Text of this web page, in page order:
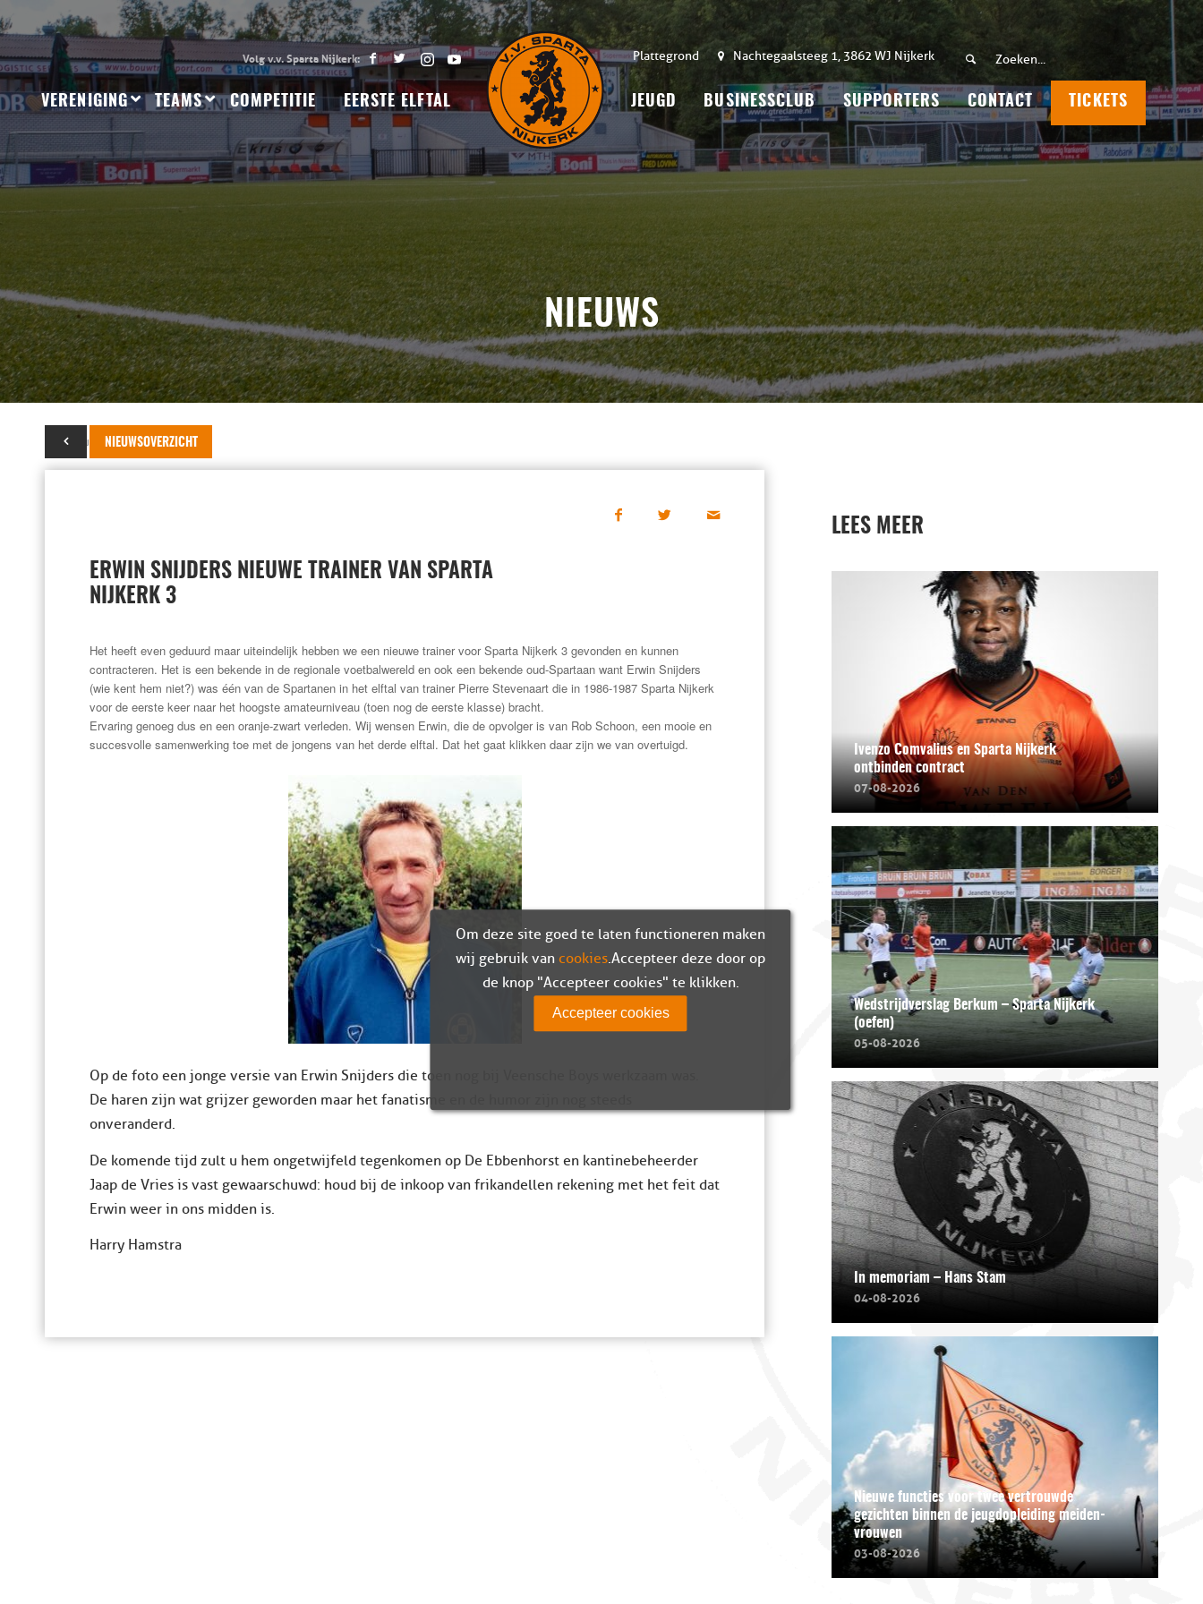
Plattegrond Nachtegaalsteeg 1, 3862 WJ Nijkerk
VERENIGING TEAMS COMPETITIE EERSTE ELFTAL JEUGD BUSINESSCLUB SUPPORTERS CONTACT TICKETS
NIEUWS
NIEUWSOVERZICHT
24 augustus 2015
ERWIN SNIJDERS NIEUWE TRAINER VAN SPARTA
NIJKERK 3
Het heeft even geduurd maar uiteindelijk hebben we een nieuwe trainer voor Sparta Nijkerk 3 gevonden en kunnen
contracteren. Het is een bekende in de regionale voetbalwereld en ook een bekende oud-Spartaan want Erwin Snijders
(wie kent hem niet?) was één van de Spartanen in het elftal van trainer Pierre Stevenaart die in 1986-1987 Sparta Nijkerk
voor de eerste keer naar het hoogste amateurniveau (toen nog de eerste klasse) bracht.
Ervaring genoeg dus en een oranje-zwart verleden. Wij wensen Erwin, die de opvolger is van Rob Schoon, een mooie en
succesvolle samenwerking toe met de jongens van het derde elftal. Dat het gaat klikken daar zijn we van overtuigd.
Op de foto een jonge versie van Erwin Snijders die toen nog bij Veensche Boys werkzaam was.
De haren zijn wat grijzer geworden maar het fanatisme en de humor zijn nog steeds
onveranderd.
De komende tijd zult u hem ongetwijfeld tegenkomen op De Ebbenhorst en kantinebeheerder
Jaap de Vries is vast gewaarschuwd: houd bij de inkoop van frikandellen rekening met het feit dat
Erwin weer in ons midden is.
Harry Hamstra
LEES MEER
Ivenzo Comvalius en Sparta Nijkerk
ontbinden contract
07-08-2026
Wedstrijdverslag Berkum – Sparta Nijkerk
(oefen)
05-08-2026
In memoriam – Hans Stam
04-08-2026
Nieuwe functies voor twee vertrouwde
gezichten binnen de jeugdopleiding meiden-
vrouwen
03-08-2026
Om deze site goed te laten functioneren maken
wij gebruik van cookies. Accepteer deze door op
de knop "Accepteer cookies" te klikken.
Accepteer cookies